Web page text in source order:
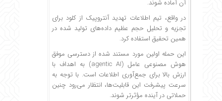
آن آماده شوند.
در واقع، تیم اطلاعات تهدید آنتروپیک از کلود برای
تجزیه و تحلیل حجم عظیم داده‌های تولید شده در
همین تحقیق استفاده کرد.
این حمله اولین مورد مستند شده از دسترسی موفق
هوش مصنوعی عامل (agentic AI) به اهداف با
ارزش بالا برای جمع‌آوری اطلاعات است. با توجه به
سرعت پیشرفت این قابلیت‌ها، انتظار می‌رود چنین
حملاتی در آینده مؤثرتر شوند.